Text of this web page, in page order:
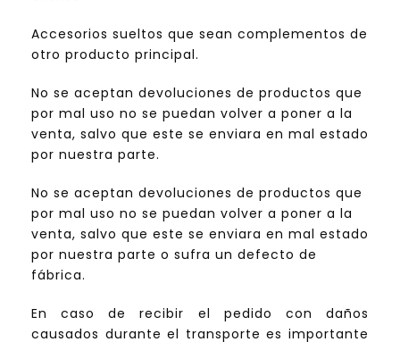
Accesorios sueltos que sean complementos de
otro producto principal.
No se aceptan devoluciones de productos que
por mal uso no se puedan volver a poner a la
venta, salvo que este se enviara en mal estado
por nuestra parte.
No se aceptan devoluciones de productos que
por mal uso no se puedan volver a poner a la
venta, salvo que este se enviara en mal estado
por nuestra parte o sufra un defecto de
fábrica.
En caso de recibir el pedido con daños
causados durante el transporte es importante